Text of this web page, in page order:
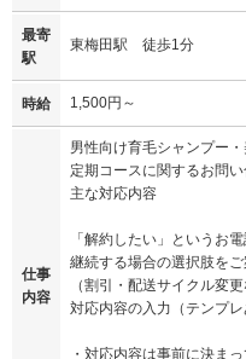
最寄
駅
東梅田駅 徒歩1分
時給 1,500円～
仕事
内容
男性向け育毛シャンプー
定期コースに関するお問
主な対応内容
「解約したい」というお
継続する場合の選択肢をご
（割引・配送サイクル変更
対応内容の入力（テンプレ
・対応内容は事前に決ま